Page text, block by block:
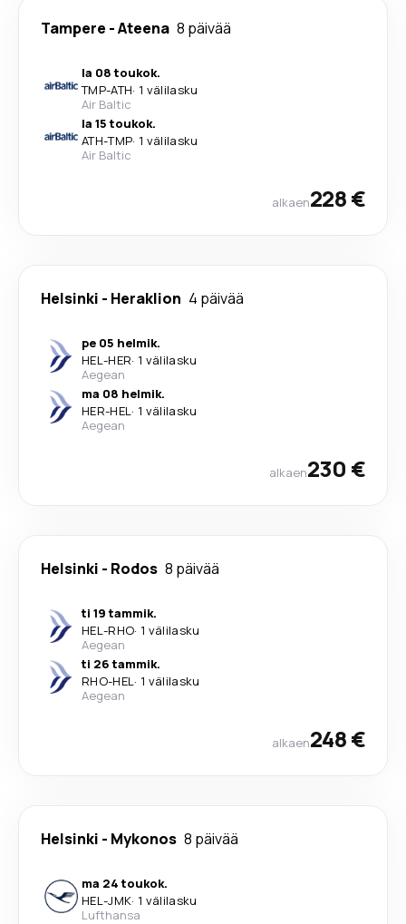
Tampere -Ateena 8 päivää
la 08 toukok.
TMP-ATH· 1 välilasku
Air Baltic
la 15 toukok.
ATH-TMP· 1 välilasku
Air Baltic
alkaen228 €
Helsinki - Heraklion 4 päivää
pe 05 helmik.
HEL-HER· 1 välilasku
Aegean
ma 08 helmik.
HER-HEL· 1 välilasku
Aegean
alkaen230 €
Helsinki - Rodos 8 päivää
ti 19 tammik.
HEL-RHO· 1 välilasku
Aegean
ti 26 tammik.
RHO-HEL· 1 välilasku
Aegean
alkaen248 €
Helsinki - Mykonos 8 päivää
ma 24 toukok.
HEL-JMK· 1 välilasku
Lufthansa